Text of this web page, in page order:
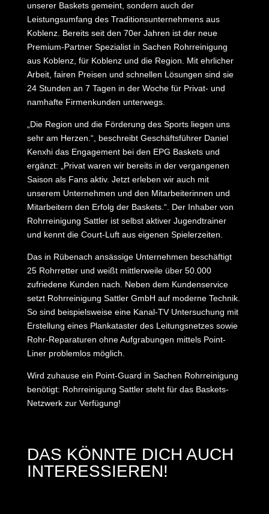
unserer Baskets gemeint, sondern auch der
Leistungsumfang des Traditionsunternehmens aus
Koblenz. Bereits seit den 70er Jahren ist der neue
Premium-Partner Spezialist in Sachen Rohrreinigung
aus Koblenz, für Koblenz und die Region. Mit ehrlicher
Arbeit, fairen Preisen und schnellen Lösungen sind sie
24 Stunden an 7 Tagen in der Woche für Privat- und
namhafte Firmenkunden unterwegs.
„Die Region und die Förderung des Sports liegen uns
sehr am Herzen.“, beschreibt Geschäftsführer Daniel
Kenxhi das Engagement bei den EPG Baskets und
ergänzt: „Privat waren wir bereits in der vergangenen
Saison als Fans aktiv. Jetzt erleben wir auch mit
unserem Unternehmen und den Mitarbeiterinnen und
Mitarbeitern den Erfolg der Baskets.“. Der Inhaber von
Rohrreinigung Sattler ist selbst aktiver Jugendtrainer
und kennt die Court-Luft aus eigenen Spielerzeiten.
Das in Rübenach ansässige Unternehmen beschäftigt
25 Rohrretter und weißt mittlerweile über 50.000
zufriedene Kunden nach. Neben dem Kundenservice
setzt Rohrreinigung Sattler GmbH auf moderne Technik.
So sind beispielsweise eine Kanal-TV Untersuchung mit
Erstellung eines Plankataster des Leitungsnetzes sowie
Rohr-Reparaturen ohne Aufgrabungen mittels Point-
Liner problemlos möglich.
Wird zuhause ein Point-Guard in Sachen Rohrreinigung
benötigt: Rohrreinigung Sattler steht für das Baskets-
Netzwerk zur Verfügung!
DAS KÖNNTE DICH AUCH
INTERESSIEREN!